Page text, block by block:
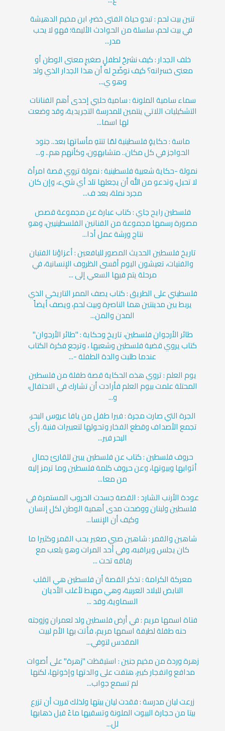
تنين بيت لحم : تبدو حياة الفتى خضر، ابن مخيم الدهيشة
في بيت لحم، سلسلة من الحوادث الأليمة؛ فهو لا يحب
مدر...
خلف الجدار : كيف نشرحُ لطفلٍ صغيرٍ معنى الوطن أو
معنى خسرانه؟ كيف نوضّح له أن هذا الجدار الذي ولد
وهو ي...
سماء سامية الملونة : سامية حلبي إحدى أهم الفنانات
التشكيليات اللاتي ينتمين للمدرسة التجريدية، وقد وضعت
لها اسما...
ماسة : حكايةٍ فلسطينية لمّا تنتهِ مأساتها بعد.. جنود
الحواجز في كل مكان.. متشابهون، وكأنهم هم.. و...
نمولة -حكاية شعبية فلسطينية : نمولة تروي قصة امرأة
لا تحبل، وتدعو من الله أن يجعلها تلد أي شيء، وإن كان
مجرد نملة، بعد ف...
فلسطين رايح جاي : كتاب عبارة عن مجموعة قصص
مصورة رسمها مجموعة من الفنانين الفلسطينيين، وهو
نتاج ورشة عمل أدا...
تاريخ فلسطين الحديث المصور لليافعين : أعزاؤنا الفتيان
والفتيات، تعيشون اليوم أقسى الظروف الإنسانية، في
مرحلة يتم فيها السعي إلى ...
فلسطيني على الطريق : كتاب يصف الممر التاريخي الذي
يربط بين مدينتين هما الناصرة وبيت لحم، ويصف أيضاً
المدن والمن...
طائر الأرجوان ‏فلسطين، تاريخ وحكاية : "طائر الأرجوان"
كتاب يروي قضية فلسطين وشعبها ، وترجع فكرة الكتاب
عندما طلبت والدة الطفلة -...
يوم العلم : تروي هذه الحكاية قصة طفلة من فلسطين
المحتلة علمت بيوم العلم فأرادت أن تشارك في الاحتفال،
و...
الجرة التي صارت مجرة : فيرا طفل من يافا عروس البحر،
تجمع الأصداف وقطع الفخار وتحولها لتعبيرات فنية. رأى
البحر فير...
حروف فلسطين : كتاب عن فلسطين يبين للقارئ جمال
أثوابها وبيوتها، وعن حروف كلمة فلسطين وما ترمز إليه
من معا...
عودة الأرنب الشارد : القصة جسدت الحروب المستمرة في
فلسطين ولبنان ووضحت مدى أهمية الوطن لكل إنسان
وكيف أن الإنسا...
شاهين والقمر : شاهين صبي صغير يحب القمر وكثيرا ما
كان يجلس ويراقبه، وفي أحد المرات وهو يلعب مع
رفاقه تحت ...
معركة الكرامة : تذكر القصة أن فلسطين هي القلب
النابض للبلاد العربية، وهي مهبط لأغلب الأديان
السماوية، وقد ...
فتاة اسمها مريم : في أرض فلسطين ولد لعمران وزوجته
حنه طفلة لطيفة اسمها مريم، فأتت بها الأم لبيت
المقدس لتوفي...
زهرة وردة من مخيم جنين : استيقظت "زهرة" على أصوات
مدافع وانفجار كبير، هتفت على والدتها وإخوتها، لكنها
لم تسمع جواب...
زرعت ليان مدرسة : فقدت ليان بيتها ولذلك قررت أن تزرع
بيتا من حجارة البيوت الملونة وتسقيها ماءً قبل ذهابها
لل...